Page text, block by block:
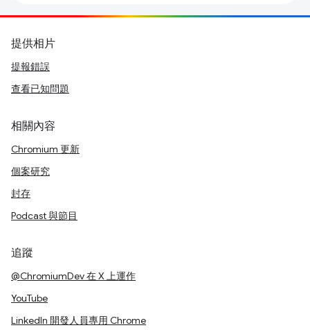
提供相片
提報錯誤
查看已知問題
相關內容
Chromium 更新
個案研究
封存
Podcast 與節目
追蹤
@ChromiumDev 在 X 上運作
YouTube
LinkedIn 開發人員專用 Chrome